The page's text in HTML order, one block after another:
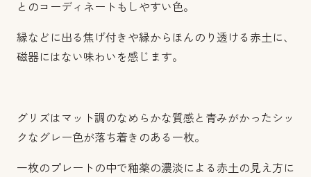
とのコーディネートもしやすい色。
縁などに出る焦げ付きや縁からほんのり透ける赤土に、
磁器にはない味わいを感じます。
グリズはマット調のなめらかな質感と青みがかったシッ
クなグレー色が落ち着きのある一枚。
一枚のプレートの中で釉薬の濃淡による赤土の見え方に